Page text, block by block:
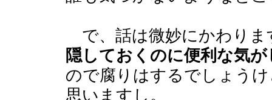
で、話は微妙にかわりま
隠しておくのに便利な気
ので腐りはするでしょう
思いますし。